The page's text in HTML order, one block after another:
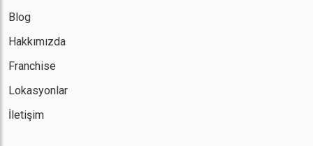
Blog
Hakkımızda
Franchise
Lokasyonlar
İletişim